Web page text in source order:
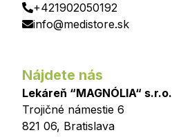
+421902050192
info@medistore.sk
Nájdete nás
Lekáreň “MAGNÓLIA“ s.r.o.
Trojičné námestie 6
821 06, Bratislava